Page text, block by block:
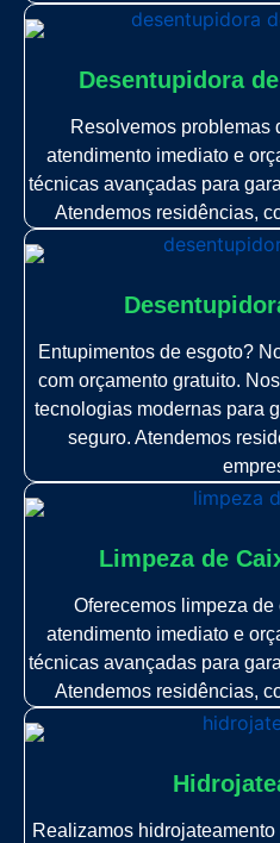
Desentupidora
Resolvemos problemas
atendimento imediato e
técnicas avançadas para
Atendemos residências,
Entupimentos de esgoto?
com orçamento gratuito.
tecnologias modernas para
seguro. Atendemos
Limpeza de
Oferecemos limpeza
atendimento imediato e
técnicas avançadas para
Atendemos residências,
Realizamos